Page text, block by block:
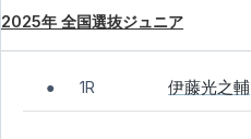
2025年 全国選抜ジュニア
● 1R 伊藤光之輔